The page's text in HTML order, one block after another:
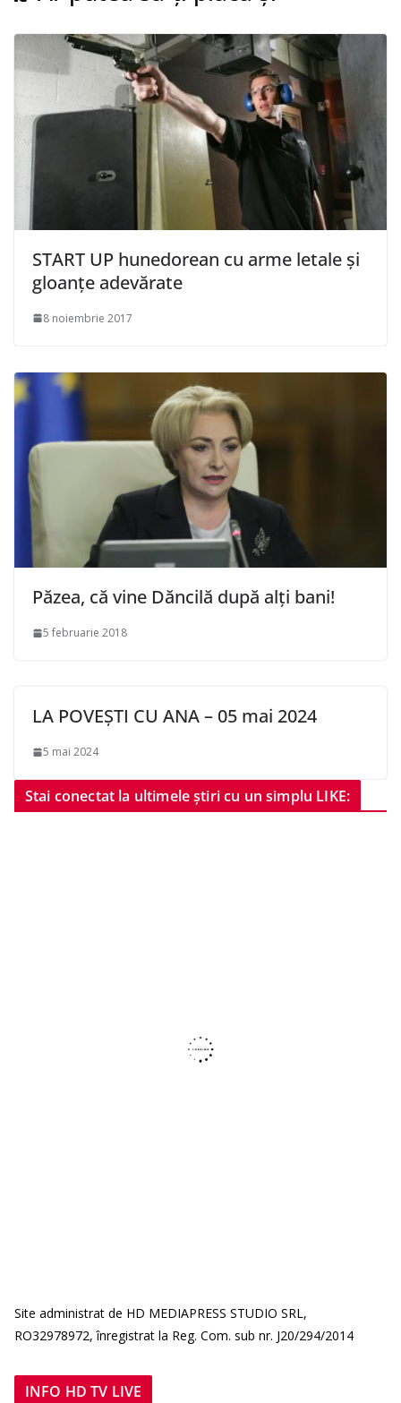
START UP hunedorean cu arme letale și
gloanțe adevărate
8 noiembrie 2017
Păzea, că vine Dăncilă după alți bani!
5 februarie 2018
LA POVEȘTI CU ANA – 05 mai 2024
5 mai 2024
Stai conectat la ultimele știri cu un simplu LIKE:
Site administrat de HD MEDIAPRESS STUDIO SRL,
RO32978972, înregistrat la Reg. Com. sub nr. J20/294/2014
INFO HD TV LIVE